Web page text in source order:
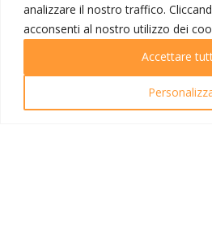
analizzare il nostro traffico.
acconsenti al nostro utilizzo dei
Accettare
I NOSTRI
Partenze
Emozioni di
Newsletter
Tutti i viaggi